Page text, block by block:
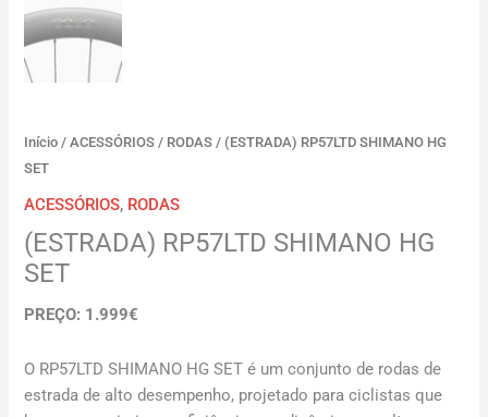
Início /ACESSÓRIOS / RODAS / (ESTRADA) RP57LTD SHIMANO HG
SET
ACESSÓRIOS, RODAS
(ESTRADA) RP57LTD SHIMANO HG
SET
PREÇO: 1.999€
O RP57LTD SHIMANO HG SET é um conjunto de rodas de
estrada de alto desempenho, projetado para ciclistas que